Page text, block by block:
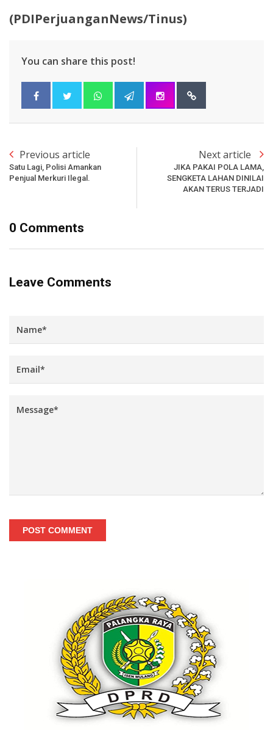
(PDIPerjuanganNews/Tinus)
You can share this post!
Previous article
Satu Lagi, Polisi Amankan
Penjual Merkuri Ilegal.
Next article
JIKA PAKAI POLA LAMA,
SENGKETA LAHAN DINILAI
AKAN TERUS TERJADI
0 Comments
Leave Comments
POST COMMENT